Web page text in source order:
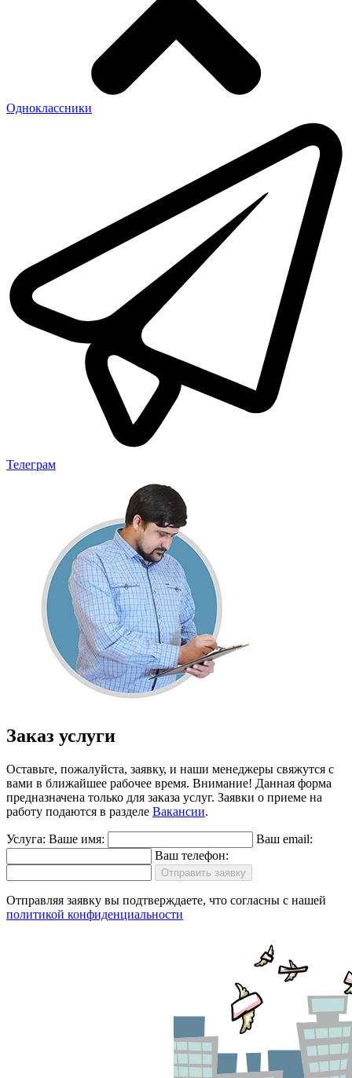
Одноклассники
Телеграм
Заказ услуги
Оставьте, пожалуйста, заявку, и наши менеджеры свяжутся с
вами в ближайшее рабочее время. Внимание! Данная форма
предназначена только для заказа услуг. Заявки о приеме на
работу подаются в разделе Вакансии.
Услуга: Ваше имя:
Ваш email:
Ваш телефон:
Отправить заявку
Отправляя заявку вы подтверждаете, что согласны с нашей
политикой конфиденциальности